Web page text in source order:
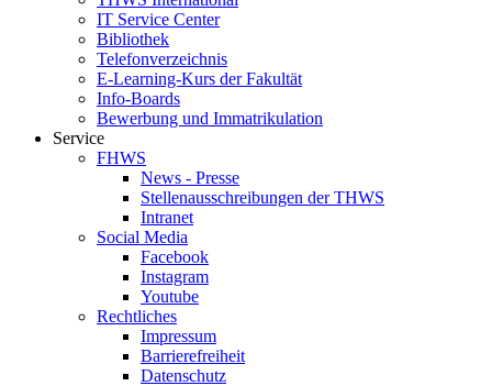
IT Service Center
Bibliothek
Telefonverzeichnis
E-Learning-Kurs der Fakultät
Info-Boards
Bewerbung und Immatrikulation
Service
FHWS
News - Presse
Stellenausschreibungen der THWS
Intranet
Social Media
Facebook
Instagram
Youtube
Rechtliches
Impressum
Barrierefreiheit
Datenschutz